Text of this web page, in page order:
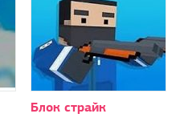
Блок страйк